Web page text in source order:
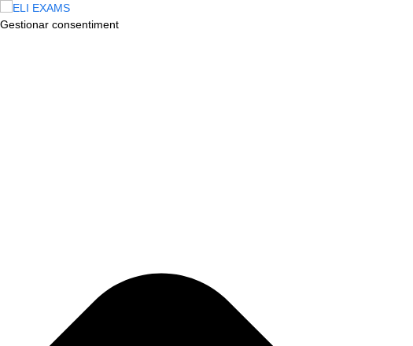
Gestionar consentiment